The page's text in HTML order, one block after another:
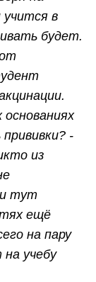
в
будет.
-
из
и тут
ещё
на пару
учебу